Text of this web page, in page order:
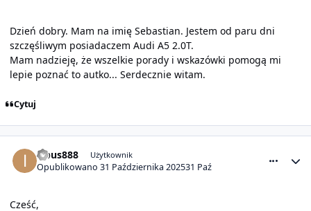
Dzień dobry. Mam na imię Sebastian. Jestem od paru dni
szczęśliwym posiadaczem Audi A5 2.0T.
Mam nadzieję, że wszelkie porady i wskazówki pomogą mi
lepie poznać to autko... Serdecznie witam.
Cytuj
izbus888 Użytkownik
Opublikowano31 Października 202531 Paź
Cześć,